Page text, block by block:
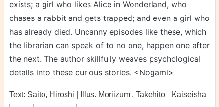
exists; a girl who likes Alice in Wonderland, who
chases a rabbit and gets trapped; and even a girl who
has already died. Uncanny episodes like these, which
the librarian can speak of to no one, happen one after
the next. The author skillfully weaves psychological
details into these curious stories. <Nogami>
Text: Saito, Hiroshi | Illus. Moriizumi, Takehito
Kaiseisha